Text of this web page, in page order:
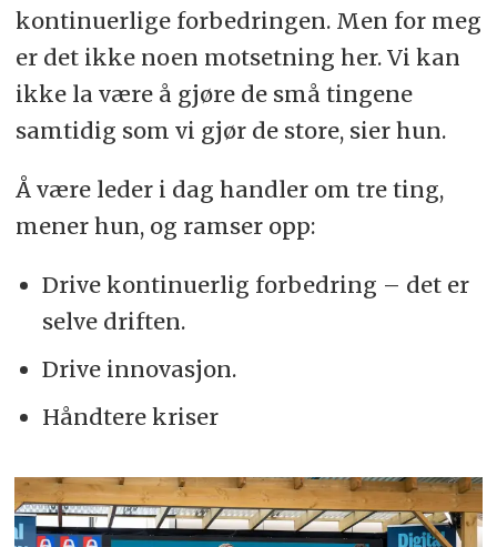
kontinuerlige forbedringen. Men for meg
er det ikke noen motsetning her. Vi kan
ikke la være å gjøre de små tingene
samtidig som vi gjør de store, sier hun.
Å være leder i dag handler om tre ting,
mener hun, og ramser opp:
Drive kontinuerlig forbedring – det er
selve driften.
Drive innovasjon.
Håndtere kriser